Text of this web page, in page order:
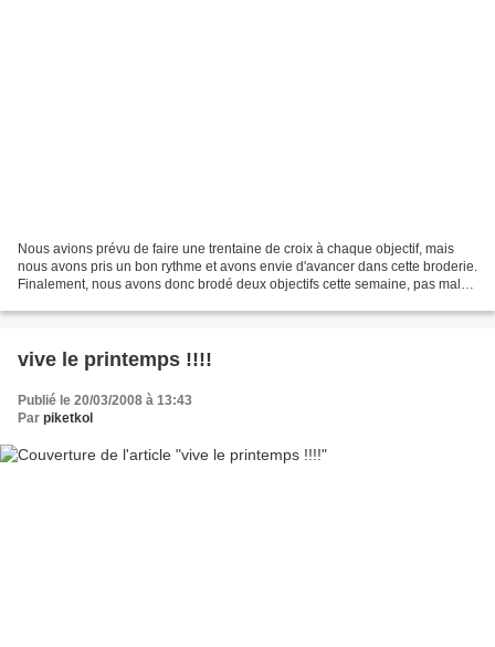
Nous avions prévu de faire une trentaine de croix à chaque objectif, mais
nous avons pris un bon rythme et avons envie d'avancer dans cette broderie.
Finalement, nous avons donc brodé deux objectifs cette semaine, pas mal
vive le printemps !!!!
Publié le 20/03/2008 à 13:43
Par piketkol